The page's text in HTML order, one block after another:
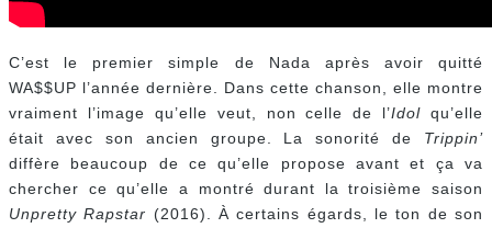
C’est le premier simple de Nada après avoir quitté
WA$$UP l’année dernière. Dans cette chanson, elle montre
vraiment l’image qu’elle veut, non celle de l’Idol qu’elle
était avec son ancien groupe. La sonorité de Trippin’
diffère beaucoup de ce qu’elle propose avant et ça va
chercher ce qu’elle a montré durant la troisième saison
Unpretty Rapstar (2016). À certains égards, le ton de son